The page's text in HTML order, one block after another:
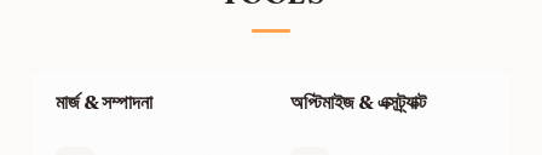
মার্জ & সম্পাদনা অপ্টিমাইজ & এক্সট্র্যাক্ট